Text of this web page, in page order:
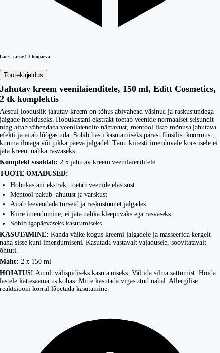
Laos - tarne 1-3 tööpäeva
Tootekirjeldus
Jahutav kreem veenilaienditele, 150 ml, Editt Cosmetics,
2 tk komplektis
Aescul looduslik jahutav kreem on tõhus abivahend väsinud ja raskustundega
jalgade hoolduseks. Hobukastani ekstrakt toetab veenide normaalset seisundit
ning aitab vähendada veenilaiendite nähtavust, mentool lisab mõnusa jahutava
efekti ja aitab lõõgastuda. Sobib hästi kasutamiseks pärast füüsilist koormust,
kuuma ilmaga või pikka päeva jalgadel. Tänu kiiresti imenduvale koostisele ei
jäta kreem nahka rasvaseks.
Komplekt sisaldab: 2 x jahutav kreem veenilaienditele
TOOTE OMADUSED:
Hobukastani ekstrakt toetab veenide elastsust
Mentool pakub jahutust ja värskust
Aitab leevendada turseid ja raskustunnet jalgades
Kiire imendumine, ei jäta nahka kleepuvaks ega rasvaseks
Sobib igapäevaseks kasutamiseks
KASUTAMINE: Kanda väike kogus kreemi jalgadele ja masseerida kergelt
naha sisse kuni imendumiseni. Kasutada vastavalt vajadusele, soovitatavalt
õhtuti.
Maht: 2 x 150 ml
HOIATUS! Ainult välispidiseks kasutamiseks. Vältida silma sattumist. Hoida
lastele kättesaamatus kohas. Mitte kasutada vigastatud nahal. Allergilise
reaktsiooni korral lõpetada kasutamine.